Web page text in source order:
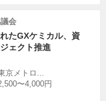
会
たGXケミカル、資
ェクト推進
京メトロ...
〜4,000円